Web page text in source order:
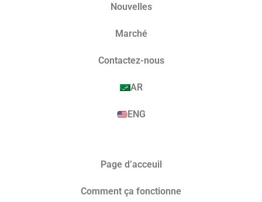
Nouvelles
Marché​
Contactez-nous
AR
ENG
Page d’acceuil
Comment ça fonctionne